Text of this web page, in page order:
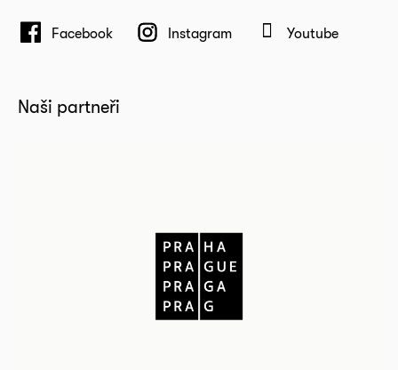
Facebook Instagram Youtube
Naši partneři